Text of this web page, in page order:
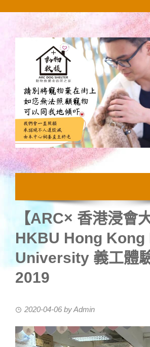
【ARC× 香港浸會
HKBU Hong
University 義工體
2019
2020-04-06 byAdmin